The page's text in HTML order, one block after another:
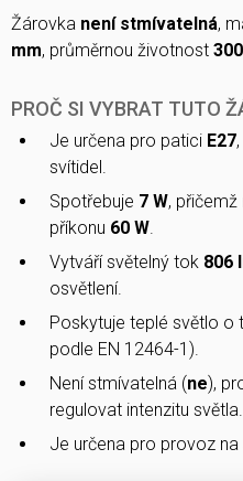
Žárovka není stmívatelná,
mm, průměrnou životnost
PROČ SI VYBRAT TUTO
Je určena pro patici E27
svítidel.
Spotřebuje 7 W,
příkonu 60 W.
Vytváří světelný tok 806
osvětlení.
Poskytuje teplé světlo o
podle EN 12464-1).
Není stmívatelná (ne),
regulovat intenzitu světla.
Je určena pro provoz